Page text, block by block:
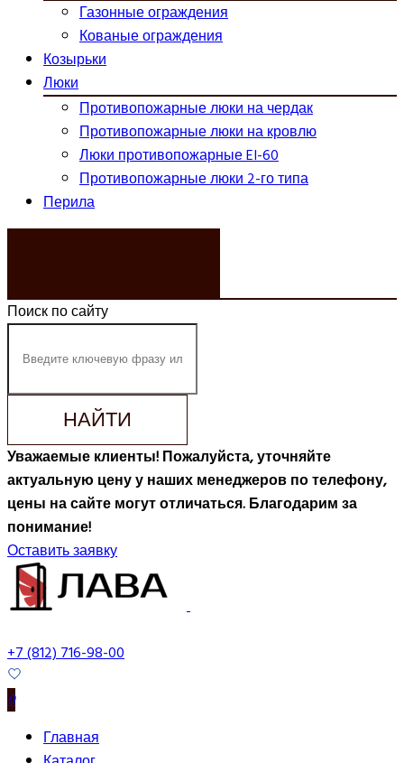
Газонные ограждения
Кованые ограждения
Козырьки
Люки
Противопожарные люки на чердак
Противопожарные люки на кровлю
Люки противопожарные EI-60
Противопожарные люки 2-го типа
Перила
Поиск по сайту
НАЙТИ
Уважаемые клиенты! Пожалуйста, уточняйте
актуальную цену у наших менеджеров по телефону,
цены на сайте могут отличаться. Благодарим за
понимание!
Оставить заявку
+7 (812) 716-98-00
0
Главная